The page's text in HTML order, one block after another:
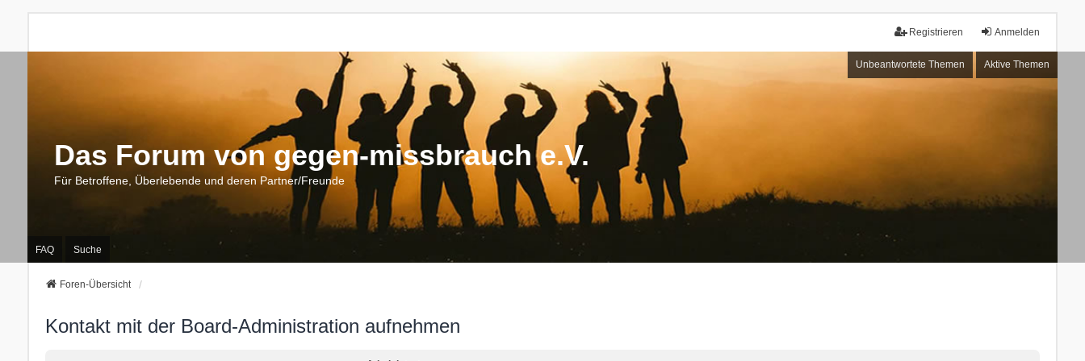
Anmelden
Registrieren
Unbeantwortete Themen Aktive Themen
Das Forum von gegen-missbrauch e.V.
Für Betroffene, Überlebende und deren Partner/Freunde
FAQ Suche
Foren-Übersicht
Kontakt mit der Board-Administration aufnehmen